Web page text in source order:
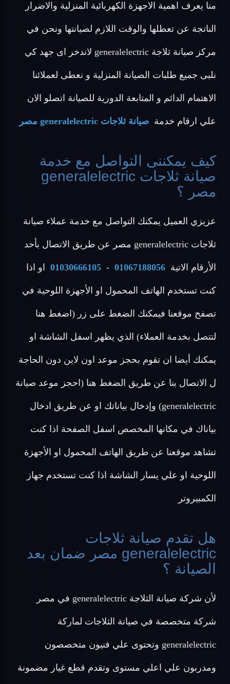
منا يعرف اهمية الاجهزة الكهربائية المنزلية والاضرار
الناتجة عن تعطلها والوقت اللازم لصيانتها ونحن في
مركز صيانة ثلاجة generalelectric لاندخر اى جهد كي
نلبى جميع طلبات الصيانة المنزلية و نعطى لعملائنا
الاهتمام الدائم و المتابعة الدورية للصيانة اتصلو الان
علي ارقام خدمة صيانة ثلاجات generalelectric مصر
كيف يمكننى التواصل مع خدمة
صيانة ثلاجات generalelectric
مصر ؟
عزيزي العميل يمكنك التواصل مع خدمة عملاء صيانة
ثلاجات generalelectric مصر عن طريق الاتصال بأحد
الأرقام الاتية 01067188056
-
01030666105 او اذا
كنت تستخدم الهاتف المحمول او الأجهزة اللوحية في
تصفح موقعنا فيمكنك الضغط على زر (اضغط هنا
لتتصل بخدمة العملاء) الذي يظهر اسفل الشاشة او
يمكنك أيضا ان تقوم بحجز موعد اون لاين دون الحاجة
ل الاتصال بنا عن طريق الضغط هنا (احجز موعد صيانة
generalelectric) وإدخال بياناتك او عن طريق ادخال
بياناك في مكانها المخصص اسفل الصفحة اذا كنت
تشاهد موقعنا عن طريق الهاتف المحمول او الأجهزة
اللوحية او علي يسار الشاشة اذا كنت تستخدم جهاز
الكمبيروتر
هل تقدم صيانة ثلاجات
generalelectric مصر ضمان بعد
الصيانة ؟
لأن شركة صيانة الثلاجة generalelectric في مصر
شركة متخصصة في صيانة الثلاجات لماركة
generalelectric وتحتوى علي فنيون متخصصون
ومدربون علي اعلي مستوى وتقدم قطع غيار مضمونة